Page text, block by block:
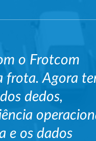
o Frotcom
frota. Agora
dedos,
e os dados